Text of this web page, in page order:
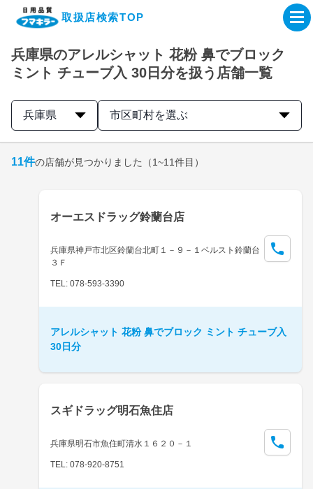
取扱店検索TOP
企業・IR情報サイト
製品情報サイト
取扱店検索はこちら
兵庫県のアレルシャット 花粉 鼻でブロック
ミント チューブ入 30日分を扱う店舗一覧
兵庫県 市区町村を選ぶ
11件の店舗が見つかりました （1~11件目）
オーエスドラッグ鈴蘭台店
兵庫県神戸市北区鈴蘭台北町１－９－１ベルスト鈴蘭台
３Ｆ
TEL: 078-593-3390
アレルシャット 花粉 鼻でブロック ミント チューブ入
30日分
スギドラッグ明石魚住店
兵庫県明石市魚住町清水１６２０－１
TEL: 078-920-8751